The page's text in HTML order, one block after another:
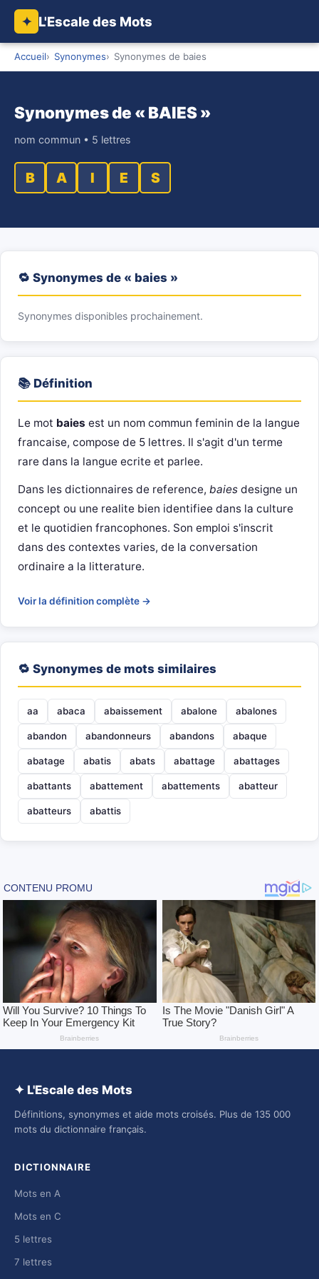
✦ L'Escale des Mots
Accueil Synonymes Synonymes de baies
Synonymes de « BAIES »
nom commun • 5 lettres
B A I E S
🔁 Synonymes de « baies »
Synonymes disponibles prochainement.
📚 Définition
Le mot baies est un nom commun feminin de la langue
francaise, compose de 5 lettres. Il s'agit d'un terme
rare dans la langue ecrite et parlee.
Dans les dictionnaires de reference, baies designe un
concept ou une realite bien identifiee dans la culture
et le quotidien francophones. Son emploi s'inscrit
dans des contextes varies, de la conversation
ordinaire a la litterature.
Voir la définition complète →
🔁 Synonymes de mots similaires
aa abaca abaissement abalone abalones
abandon abandonneurs abandons abaque
abatage abatis abats abattage abattages
abattants abattement abattements abatteur
abatteurs abattis
✦ L'Escale des Mots
Définitions, synonymes et aide mots croisés. Plus de 135 000
mots du dictionnaire français.
DICTIONNAIRE
Mots en A
Mots en C
5 lettres
7 lettres